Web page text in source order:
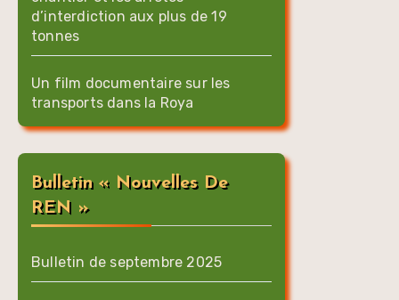
d’interdiction aux plus de 19
tonnes
Un film documentaire sur les
transports dans la Roya
Bulletin « Nouvelles De
REN »
Bulletin de septembre 2025